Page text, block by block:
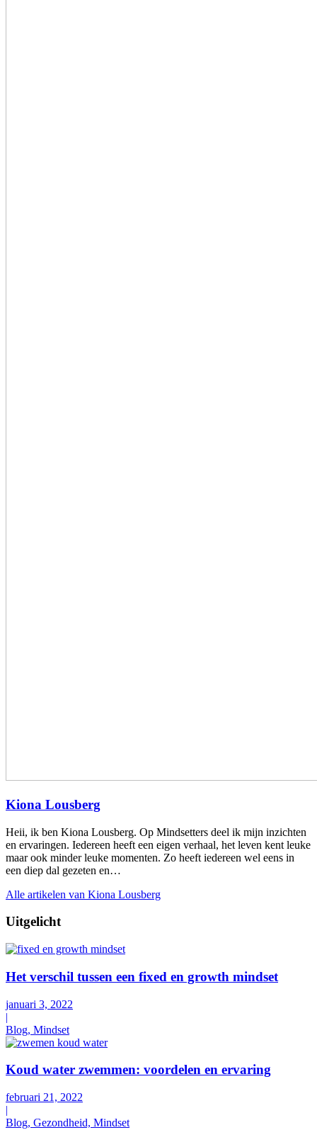
Kiona Lousberg
Heii, ik ben Kiona Lousberg. Op Mindsetters deel ik mijn inzichten
en ervaringen. Iedereen heeft een eigen verhaal, het leven kent leuke
maar ook minder leuke momenten. Zo heeft iedereen wel eens in
een diep dal gezeten en…
Alle artikelen van Kiona Lousberg
Uitgelicht
Het verschil tussen een fixed en growth mindset
januari 3, 2022
|
Blog, Mindset
Koud water zwemmen: voordelen en ervaring
februari 21, 2022
|
Blog, Gezondheid, Mindset